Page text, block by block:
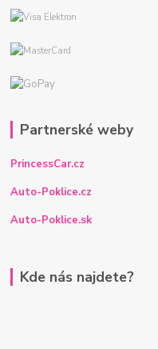
Partnerské weby
PrincessCar.cz
Auto-Poklice.cz
Auto-Poklice.sk
Kde nás najdete?